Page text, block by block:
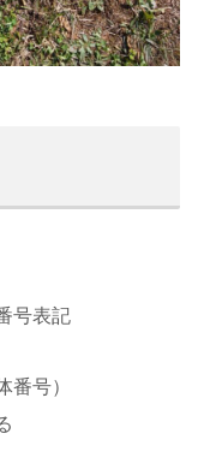
号表記
番号）